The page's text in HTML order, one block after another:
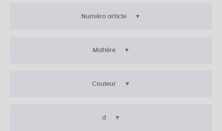
Numéro article
Matière
Couleur
d